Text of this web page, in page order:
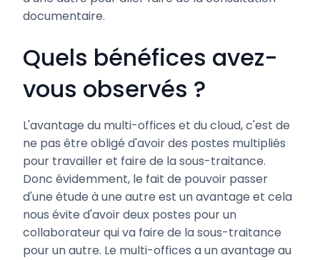
documentaire.
Quels bénéfices avez-
vous observés ?
L'avantage du multi-offices et du cloud, c'est de
ne pas être obligé d'avoir des postes multipliés
pour travailler et faire de la sous-traitance.
Donc évidemment, le fait de pouvoir passer
d'une étude à une autre est un avantage et cela
nous évite d'avoir deux postes pour un
collaborateur qui va faire de la sous-traitance
pour un autre. Le multi-offices a un avantage au